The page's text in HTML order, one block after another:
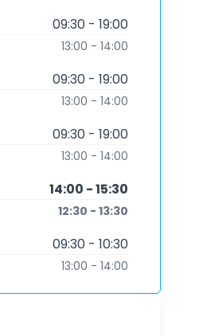
09:30 - 19:00
13:00 - 14:00
09:30 - 19:00
13:00 - 14:00
09:30 - 19:00
13:00 - 14:00
14:00 - 15:30
12:30 - 13:30
09:30 - 10:30
13:00 - 14:00